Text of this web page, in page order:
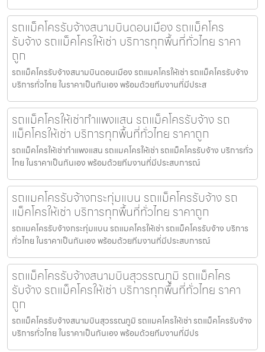
รถแม็คโครรับจ้างสนามบินดอนเมือง รถแม็คโคร
รับจ้าง รถแม็คโครให้เช่า บริการทุกพื้นที่ทั่วไทย ราคา
ถูก
รถแม็คโครรับจ้างสนามบินดอนเมือง รถแมคโครให้เช่า รถแม็คโครรับจ้าง
บริการทั่วไทย ในราคาเป็นกันเอง พร้อมด้วยทีมงานที่มีประส
รถแม็คโครให้เช่ากำแพงแสน รถแม็คโครรับจ้าง รถ
แม็คโครให้เช่า บริการทุกพื้นที่ทั่วไทย ราคาถูก
รถแม็คโครให้เช่ากำแพงแสน รถแมคโครให้เช่า รถแม็คโครรับจ้าง บริการทั่ว
ไทย ในราคาเป็นกันเอง พร้อมด้วยทีมงานที่มีประสบการณ์
รถแมคโครรับจ้างกระทุ่มแบน รถแม็คโครรับจ้าง รถ
แม็คโครให้เช่า บริการทุกพื้นที่ทั่วไทย ราคาถูก
รถแมคโครรับจ้างกระทุ่มแบน รถแมคโครให้เช่า รถแม็คโครรับจ้าง บริการ
ทั่วไทย ในราคาเป็นกันเอง พร้อมด้วยทีมงานที่มีประสบการณ์
รถแม็คโครรับจ้างสนามบินสุวรรณภูมิ รถแม็คโคร
รับจ้าง รถแม็คโครให้เช่า บริการทุกพื้นที่ทั่วไทย ราคา
ถูก
รถแม็คโครรับจ้างสนามบินสุวรรณภูมิ รถแมคโครให้เช่า รถแม็คโครรับจ้าง
บริการทั่วไทย ในราคาเป็นกันเอง พร้อมด้วยทีมงานที่มีปร